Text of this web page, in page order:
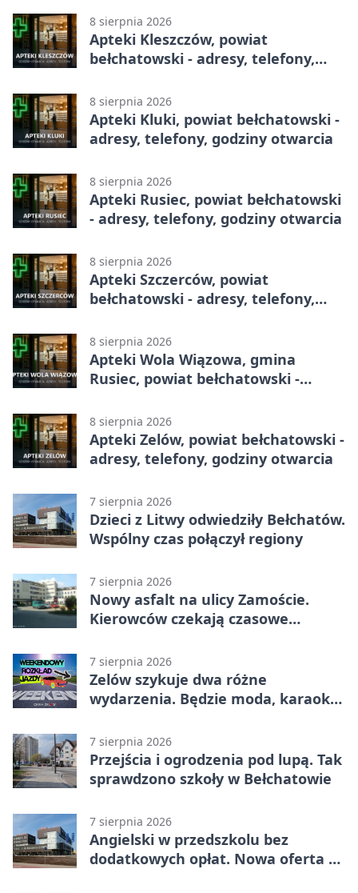
8 sierpnia 2026
Apteki Kleszczów, powiat
bełchatowski - adresy, telefony,
8 sierpnia 2026
Apteki Kluki, powiat bełchatowski -
adresy, telefony, godziny otwarcia
8 sierpnia 2026
Apteki Rusiec, powiat bełchatowski
- adresy, telefony, godziny otwarcia
8 sierpnia 2026
Apteki Szczerców, powiat
bełchatowski - adresy, telefony,
8 sierpnia 2026
Apteki Wola Wiązowa, gmina
Rusiec, powiat bełchatowski -
8 sierpnia 2026
Apteki Zelów, powiat bełchatowski -
adresy, telefony, godziny otwarcia
7 sierpnia 2026
Dzieci z Litwy odwiedziły Bełchatów.
Wspólny czas połączył regiony
7 sierpnia 2026
Nowy asfalt na ulicy Zamoście.
Kierowców czekają czasowe
7 sierpnia 2026
Zelów szykuje dwa różne
wydarzenia. Będzie moda, karaoke
7 sierpnia 2026
Przejścia i ogrodzenia pod lupą. Tak
sprawdzono szkoły w Bełchatowie
7 sierpnia 2026
Angielski w przedszkolu bez
dodatkowych opłat. Nowa oferta w